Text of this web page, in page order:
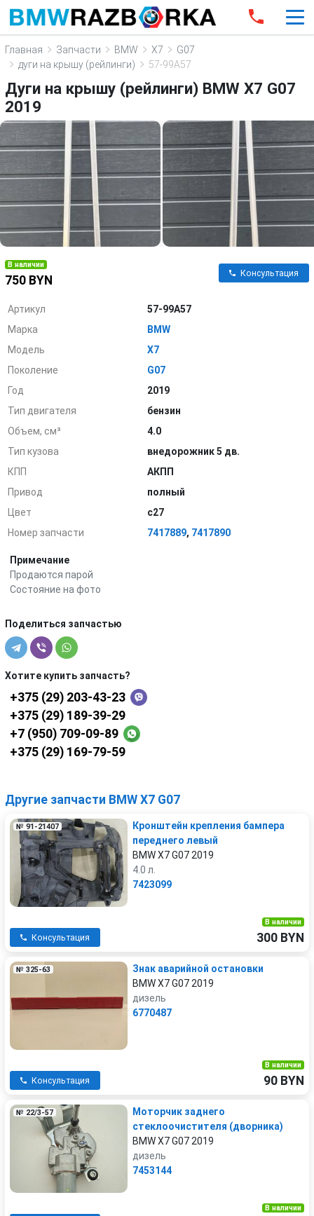
Главная Запчасти BMW X7
G07
дуги на крышу (рейлинги)
57-99A57
Дуги на крышу (рейлинги) BMW X7 G07
2019
В наличии
750 BYN
Консультация
Артикул
57-99A57
Марка
BMW
Модель
X7
Поколение
G07
Год
2019
Тип двигателя
бензин
Объем, см³
4.0
Тип кузова
внедорожник 5 дв.
КПП
АКПП
Привод
полный
Цвет
c27
Номер запчасти
7417889, 7417890
Примечание
Продаются парой
Состояние на фото
Поделиться запчастью
Хотите купить запчасть?
+375 (29) 203-43-23
+375 (29) 189-39-29
+7 (950) 709-09-89
+375 (29) 169-79-59
Другие запчасти BMW X7 G07
№ 91-21407
Кронштейн крепления бампера
переднего левый
BMW X7 G07 2019
4.0 л.
7423099
Консультация
В наличии
300 BYN
№ 325-63
Знак аварийной остановки
BMW X7 G07 2019
дизель
6770487
Консультация
В наличии
90 BYN
№ 22/3-57
Моторчик заднего
стеклоочистителя (дворника)
BMW X7 G07 2019
дизель
7453144
В наличии